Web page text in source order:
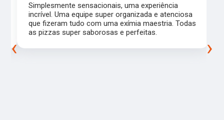
Simplesmente sensacionais, uma experiência
incrível. Uma equipe super organizada e atenciosa
que fizeram tudo com uma exímia maestria. Todas
as pizzas super saborosas e perfeitas.
‹ ›